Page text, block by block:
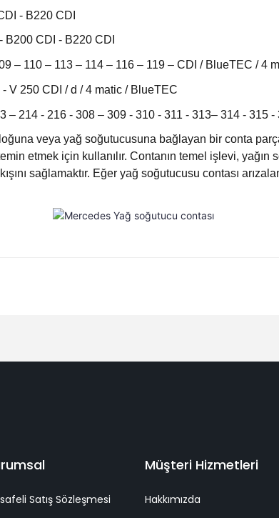
- B220 CDI
B200 CDI - B220 CDI
– 110 – 113 – 114 – 116 – 119 – CDI / BlueTEC / 4
- V 250 CDI / d / 4 matic / BlueTEC
214 - 216 - 308 – 309 - 310 - 311 - 313– 314 - 315 -
veya yağ soğutucusuna bağlayan bir conta
etmek için kullanılır. Contanın temel işlevi, yağın
sağlamaktır. Eğer yağ soğutucusu contası
Satış Sözleşmesi
Müşteri Hizmetleri
Hakkımızda